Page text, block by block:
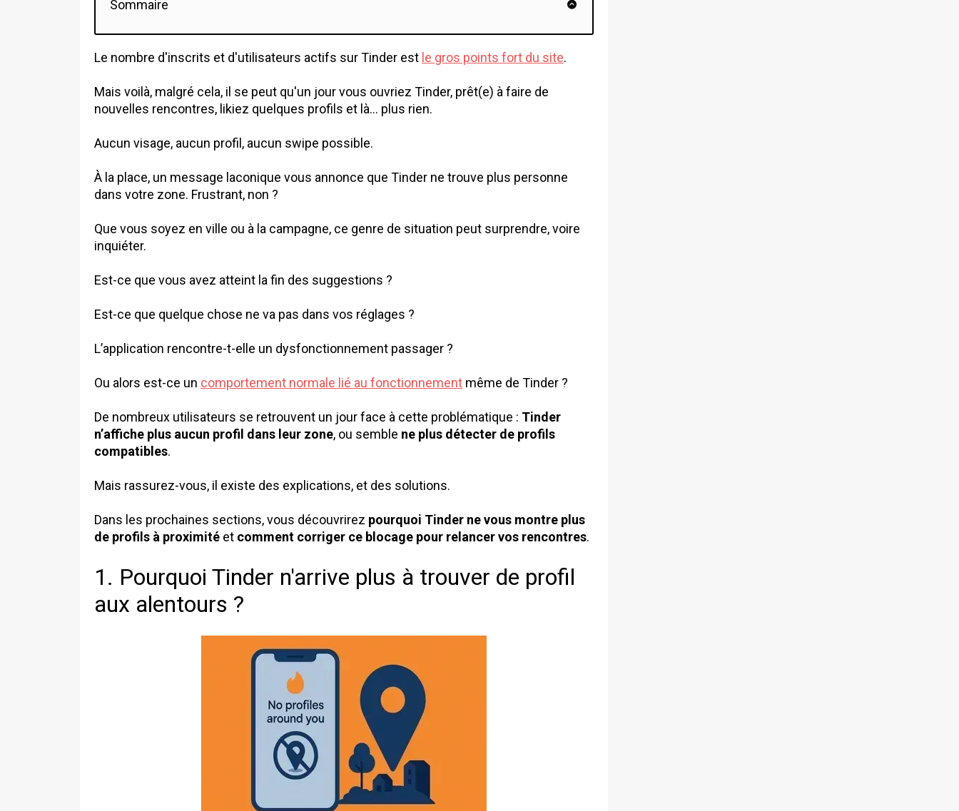
Sommaire
Le nombre d'inscrits et d'utilisateurs actifs sur Tinder est le gros points fort du site.
Mais voilà, malgré cela, il se peut qu'un jour vous ouvriez Tinder, prêt(e) à faire de
nouvelles rencontres, likiez quelques profils et là… plus rien.
Aucun visage, aucun profil, aucun swipe possible.
À la place, un message laconique vous annonce que Tinder ne trouve plus personne
dans votre zone. Frustrant, non ?
Que vous soyez en ville ou à la campagne, ce genre de situation peut surprendre, voire
inquiéter.
Est-ce que vous avez atteint la fin des suggestions ?
Est-ce que quelque chose ne va pas dans vos réglages ?
L’application rencontre-t-elle un dysfonctionnement passager ?
Ou alors est-ce un comportement normale lié au fonctionnement même de Tinder ?
De nombreux utilisateurs se retrouvent un jour face à cette problématique : Tinder
n’affiche plus aucun profil dans leur zone, ou semble ne plus détecter de profils
compatibles.
Mais rassurez-vous, il existe des explications, et des solutions.
Dans les prochaines sections, vous découvrirez pourquoi Tinder ne vous montre plus
de profils à proximité et comment corriger ce blocage pour relancer vos rencontres.
1. Pourquoi Tinder n'arrive plus à trouver de profil
aux alentours ?